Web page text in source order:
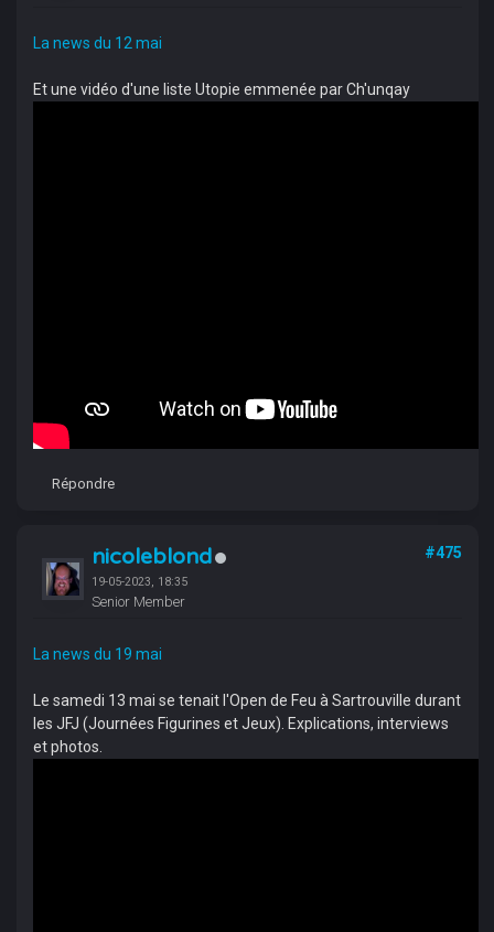
La news du 12 mai
Et une vidéo d'une liste Utopie emmenée par Ch'unqay
Répondre
nicoleblond
19-05-2023, 18:35
Senior Member
#475
La news du 19 mai
Le samedi 13 mai se tenait l'Open de Feu à Sartrouville durant
les JFJ (Journées Figurines et Jeux). Explications, interviews
et photos.